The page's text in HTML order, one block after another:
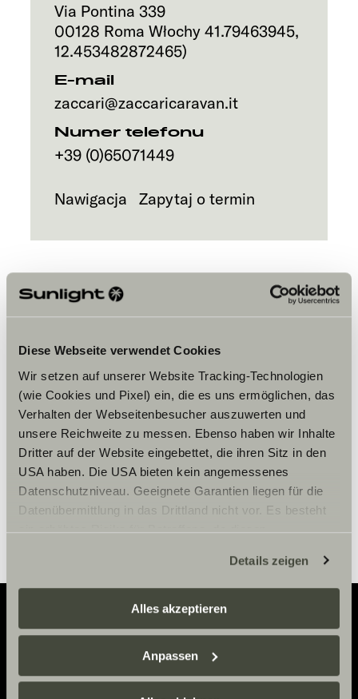
Diese Webseite verwendet Cookies
Wir setzen auf unserer Website Tracking-Technologien
(wie Cookies und Pixel) ein, die es uns ermöglichen, das
Verhalten der Webseitenbesucher auszuwerten und
unsere Reichweite zu messen. Ebenso haben wir Inhalte
Dritter auf der Website eingebettet, die ihren Sitz in den
USA haben. Die USA bieten kein angemessenes
Datenschutzniveau. Geeignete Garantien liegen für die
Datenübermittlung in das Drittland nicht vor. Es besteht
ein erhöhtes Risiko für Betroffene, da diesen
zustehen. Eingesetzte Dienstleister können Daten für
eigene Zwecke verarbeiten und mit anderen Daten
zusammenführen. Weitere Informationen finden Sie hier:
Datenschutzerklärung
einzelne Cookies/Dienste in den Einstellungen aus,
erteilen Sie uns Ihre Einwilligung zur Verarbeitung Ihrer
Details zeigen
Alles akzeptieren
Anpassen
Via Pontina 339
00128 Roma Włochy 41.79463945,
12.453482872465)
E-mail
zaccari@zaccaricaravan.it
Numer telefonu
+39 (0)65071449
Nawigacja Zapytaj o termin
Zaakceptuj marketingowe pliki
cookie, aby zobaczyć treści.
Ustawienia plików cookie
Adventure
Now.